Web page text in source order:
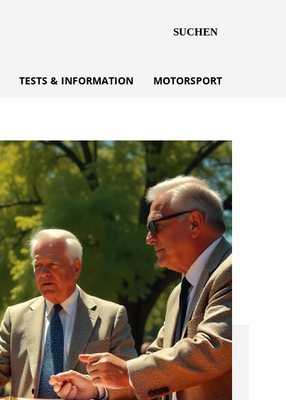
SUCHEN
TESTS & INFORMATION MOTORSPORT